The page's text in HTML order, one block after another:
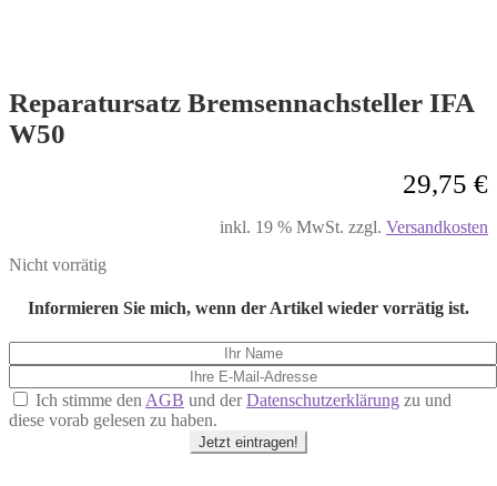
Reparatursatz Bremsennachsteller IFA
W50
29,75 €
inkl. 19 % MwSt. zzgl. Versandkosten
Nicht vorrätig
Informieren Sie mich, wenn der Artikel wieder vorrätig ist.
Ich stimme den AGB und derDatenschutzerklärung zu und
diese vorab gelesen zu haben.
Jetzt eintragen!